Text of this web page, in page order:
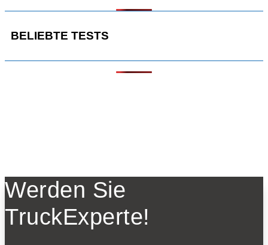
BELIEBTE TESTS
Werden Sie
TruckExperte!